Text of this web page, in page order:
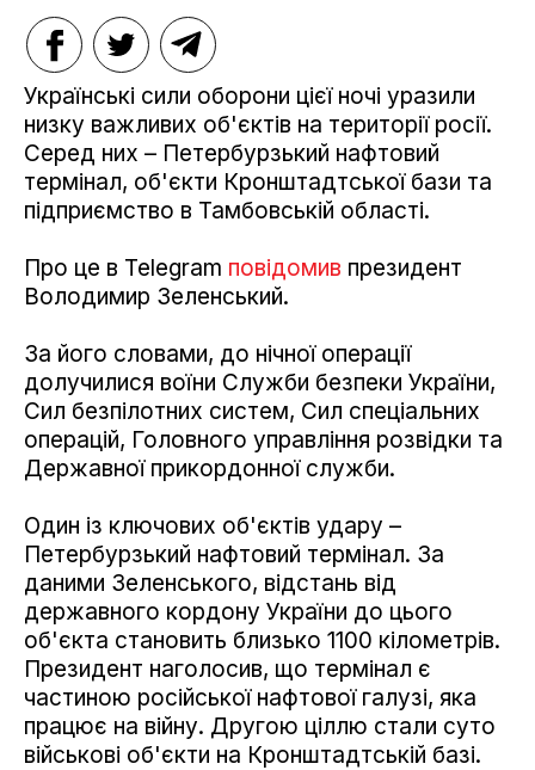
Українські сили оборони цієї ночі уразили
низку важливих об'єктів на території росії.
Серед них – Петербурзький нафтовий
термінал, об'єкти Кронштадтської бази та
підприємство в Тамбовській області.
Про це в Telegram повідомив президент
Володимир Зеленський.
За його словами, до нічної операції
долучилися воїни Служби безпеки України,
Сил безпілотних систем, Сил спеціальних
операцій, Головного управління розвідки та
Державної прикордонної служби.
Один із ключових об'єктів удару –
Петербурзький нафтовий термінал. За
даними Зеленського, відстань від
державного кордону України до цього
об'єкта становить близько 1100 кілометрів.
Президент наголосив, що термінал є
частиною російської нафтової галузі, яка
працює на війну. Другою ціллю стали суто
військові об'єкти на Кронштадтській базі.